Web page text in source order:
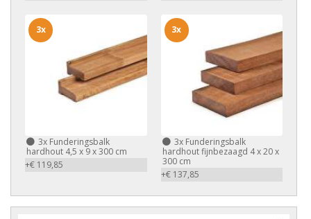
3x Funderingsbalk
hardhout 4,5 x 9 x 300 cm
+€ 119,85
3x
3xFunderingsbalk
hardhout fijnbezaagd 4 x 20 x
300 cm
+€ 137,85
3x